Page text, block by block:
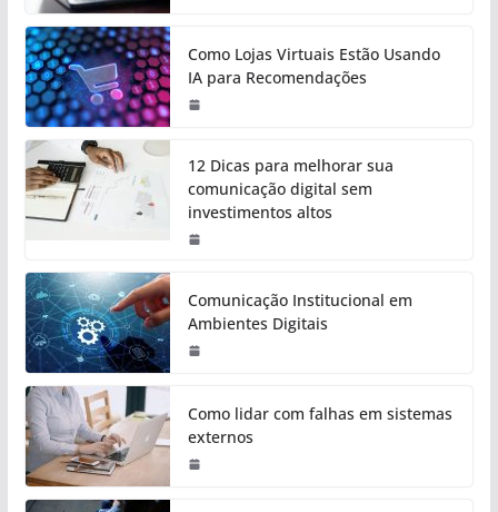
Como Lojas Virtuais Estão Usando
IA para Recomendações
12 Dicas para melhorar sua
comunicação digital sem
investimentos altos
Comunicação Institucional em
Ambientes Digitais
Como lidar com falhas em sistemas
externos